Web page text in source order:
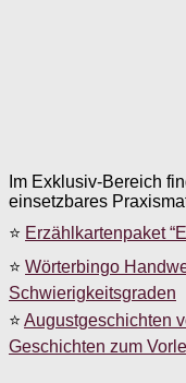
Im Exklusiv-Bereich
einsetzbares
⭐ Erzählkartenpaket
⭐ Wörterbingo
Schwierigkeitsgraden
⭐ Augustgeschichten
Geschichten zum